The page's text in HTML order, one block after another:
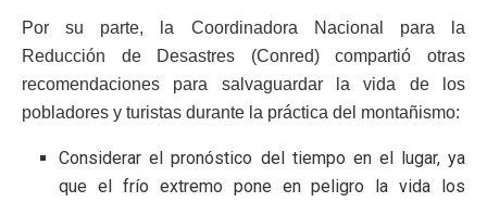
Por su parte, la Coordinadora Nacional para la
Reducción de Desastres (Conred) compartió otras
recomendaciones para salvaguardar la vida de los
pobladores y turistas durante la práctica del montañismo:
Considerar el pronóstico del tiempo en el lugar, ya
que el frío extremo pone en peligro la vida los